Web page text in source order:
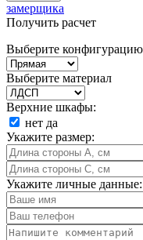
замерщика
Получить расчет
Выберите конфигурацию
Выберите материал
Верхние шкафы:
нет да
Укажите размер:
Укажите личные данные: